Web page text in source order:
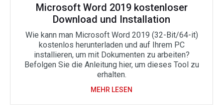
Microsoft Word 2019 kostenloser
Download und Installation
Wie kann man Microsoft Word 2019 (32-Bit/64-it)
kostenlos herunterladen und auf Ihrem PC
installieren, um mit Dokumenten zu arbeiten?
Befolgen Sie die Anleitung hier, um dieses Tool zu
erhalten.
MEHR LESEN